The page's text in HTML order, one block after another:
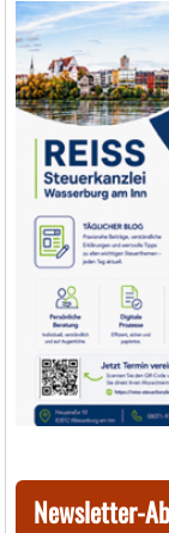
Newsletter-